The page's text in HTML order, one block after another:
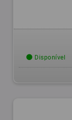
Disponível